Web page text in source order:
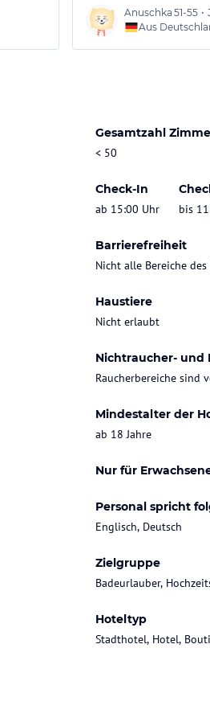
Anuschka 51-55 •
Aus
Gesamtzahl
< 50
Check-In
ab 15:00 Uhr
bis
Barrierefreiheit
Nicht alle Bereiche
Haustiere
Nicht erlaubt
Nichtraucher- und
Raucherbereiche sind
Mindestalter der
ab 18 Jahre
Nur für
Personal spricht
Englisch, Deutsch
Zielgruppe
Badeurlauber,
Hoteltyp
Stadthotel, Hotel,